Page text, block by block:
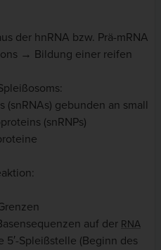
der hnRNA bzw. Prä-mRNA
→ Bildung einer reifen
(snRNAs) gebunden an small
(snRNPs)
auf der RNA
5′-Spleißstelle (Beginn des